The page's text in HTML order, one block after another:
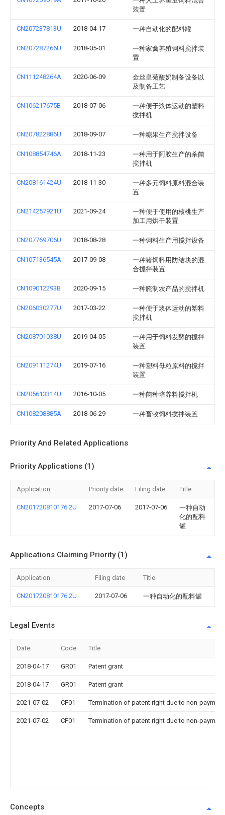
装置
CN207237813U 2018-04-17 一种自动化的配料罐
CN207287266U 2018-05-01
一种家禽养殖饲料搅拌装
置
CN111248264A 2020-06-09
金丝皇菊酸奶制备设备以
及制备工艺
CN106217675B 2018-07-06
一种便于浆体运动的塑料
搅拌机
CN207822886U 2018-09-07 一种糖果生产搅拌设备
CN108854746A 2018-11-23
一种用于阿胶生产的杀菌
搅拌机
CN208161424U 2018-11-30
一种多元饲料原料混合装
置
CN214257921U 2021-09-24
一种便于使用的核桃生产
加工用烘干装置
CN207769706U 2018-08-28 一种饲料生产用搅拌设备
CN107136545A 2017-09-08
一种猪饲料用防结块的混
合搅拌装置
CN109012293B 2020-09-15 一种腌制农产品的搅拌机
CN206030277U 2017-03-22
一种便于浆体运动的塑料
搅拌机
CN208701038U 2019-04-05
一种用于饲料发酵的搅拌
装置
CN209111274U 2019-07-16
一种塑料母粒原料的搅拌
装置
CN205613314U 2016-10-05 一种菌种培养料搅拌机
CN108208885A 2018-06-29 一种畜牧饲料搅拌装置
Priority And Related Applications
Priority Applications (1)
Application Priority date Filing date Title
CN201720810176.2U 2017-07-06 2017-07-06
一种自动
化的配料
罐
Applications Claiming Priority (1)
Application Filing date Title
CN201720810176.2U 2017-07-06 一种自动化的配料罐
Legal Events
Date Code Title
2018-04-17 GR01 Patent grant
2018-04-17 GR01 Patent grant
2021-07-02 CF01 Termination of patent right due to non-
2021-07-02 CF01 Termination of patent right due to non-
Concepts